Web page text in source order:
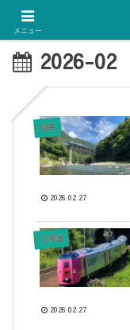
2026-02
列車
2026.02.27
北海道
2026.02.27
メニュー